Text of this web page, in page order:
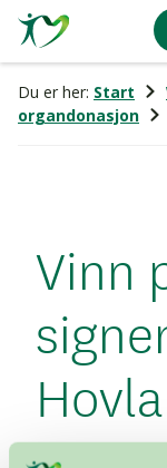
Stiftelsen
Organdonasjon
Du er her: Start
organdonasjon
Vinn